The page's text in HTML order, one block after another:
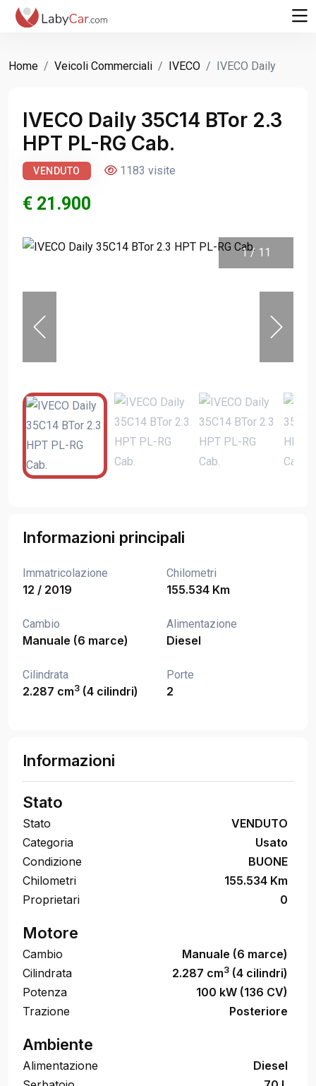
Home Veicoli Commerciali IVECO IVECO Daily
IVECO Daily 35C14 BTor 2.3
HPT PL-RG Cab.
VENDUTO 1183 visite
€ 21.900
1 / 11
Informazioni principali
Immatricolazione
12 / 2019
Chilometri
155.534 Km
Cambio
Manuale (6 marce)
Alimentazione
Diesel
Cilindrata
2.287 cm3 (4 cilindri)
Porte
2
Informazioni
Stato
Stato
VENDUTO
Categoria
Usato
Condizione
BUONE
Chilometri
155.534 Km
Proprietari
0
Motore
Cambio
Manuale (6 marce)
Cilindrata
2.287 cm3 (4 cilindri)
Potenza
100 kW (136 CV)
Trazione
Posteriore
Ambiente
Alimentazione
Diesel